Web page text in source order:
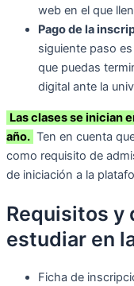
web en el que
Pago de la
siguiente paso
que puedas
digital ante la
Las clases se inician
año. Ten en cuenta
como requisito de
de iniciación a la
Requisitos y
estudiar en
Ficha de